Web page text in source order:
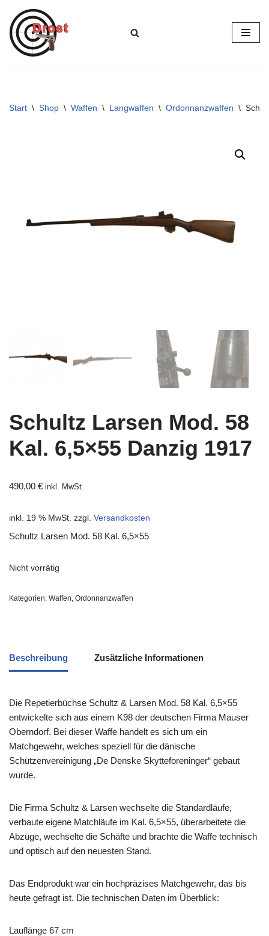
Zum
Inhalt
Start \ Shop \ Waffen \ Langwaffen \ Ordonnanzwaffen \
Schultz Larsen Mod. 58
Kal. 6,5×55 Danzig 1917
490,00 € inkl. MwSt.
inkl. 19 % MwSt. zzgl. Versandkosten
Schultz Larsen Mod. 58 Kal. 6,5×55
Nicht vorrätig
Kategorien: Waffen Ordonnanzwaffen
Beschreibung Zusätzliche Informationen
Die Repetierbüchse Schultz & Larsen Mod. 58 Kal. 6,5×55
entwickelte sich aus einem K98 der deutschen Firma Mauser
Oberndorf. Bei dieser Waffe handelt es sich um ein
Matchgewehr, welches speziell für die dänische
Schützenvereinigung „De Denske Skytteforeninger“ gebaut
wurde.
Die Firma Schultz & Larsen wechselte die Standardläufe,
verbaute eigene Matchläufe im Kal. 6,5×55, überarbeitete die
Abzüge, wechselte die Schäfte und brachte die Waffe technisch
und optisch auf den neuesten Stand.
Das Endprodukt war ein hochpräzises Matchgewehr, das bis
heute gefragt ist. Die technischen Daten im Überblick:
Lauflänge 67 cm